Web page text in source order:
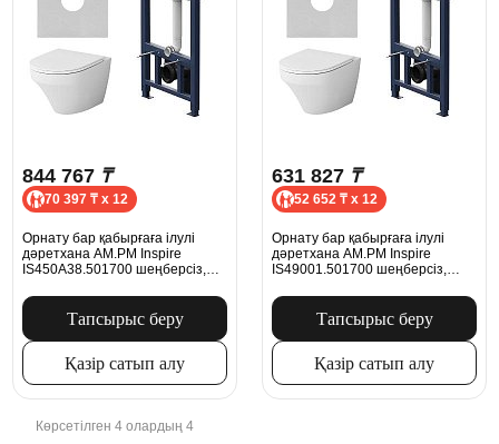
844 767 ₸
70 397 ₸ x 12
Орнату бар қабырғаға ілулі
дәретхана AM.PM Inspire
IS450A38.501700 шеңберсіз,
сенсорлы батырмасымен, ақ
Тапсырыс беру
Қазір сатып алу
631 827 ₸
52 652 ₸ x 12
Орнату бар қабырғаға ілулі
дәретхана AM.PM Inspire
IS49001.501700 шеңберсіз,
пневматикалық батырмасымен,
ақ түстіТапсырыс беру
Қазір сатып алу
Көрсетілген 4 олардың 4